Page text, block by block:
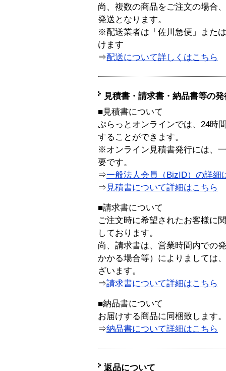
尚、複数の商品をご注文の場合
発送となります。
※配送業者は「佐川急便」また
けます
⇒配送について詳しくはこちら
見積書・請求書・納品書等の
■見積書について
ぷらっとオンラインでは、24時
することができます。
※オンライン見積書発行には、
要です。
⇒一般法人会員（BizID）の詳細
⇒ 見積書について詳細はこちら
■請求書について
ご注文時に希望されたお客様に
しております。
尚、請求書は、営業時間内での
かかる場合等）によりましては
ざいます。
⇒請求書について詳細はこちら
■納品書について
お届けする商品に同梱致します。
⇒納品書について詳細はこちら
返品について